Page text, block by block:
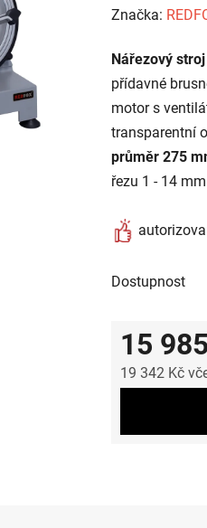
Značka:
Nářezový
přídavné
motor s
transparentní
průměr 275
řezu 1 - 14
Dostupnost
15
19 342 Kč